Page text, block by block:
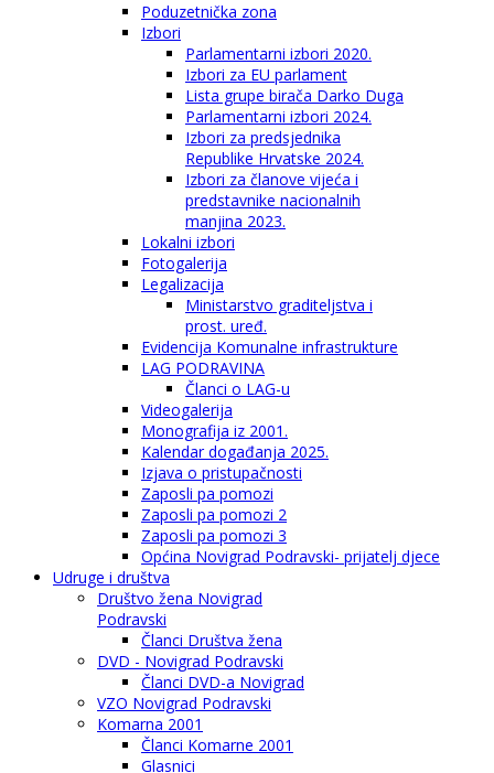
Poduzetnička zona
Izbori
Parlamentarni izbori 2020.
Izbori za EU parlament
Lista grupe birača Darko Duga
Parlamentarni izbori 2024.
Izbori za predsjednika
Republike Hrvatske 2024.
Izbori za članove vijeća i
predstavnike nacionalnih
manjina 2023.
Lokalni izbori
Fotogalerija
Legalizacija
Ministarstvo graditeljstva i
prost. uređ.
Evidencija Komunalne infrastrukture
LAG PODRAVINA
Članci o LAG-u
Videogalerija
Monografija iz 2001.
Kalendar događanja 2025.
Izjava o pristupačnosti
Zaposli pa pomozi
Zaposli pa pomozi 2
Zaposli pa pomozi 3
Općina Novigrad Podravski- prijatelj djece
Udruge i društva
Društvo žena Novigrad
Podravski
Članci Društva žena
DVD - Novigrad Podravski
Članci DVD-a Novigrad
VZO Novigrad Podravski
Komarna 2001
Članci Komarne 2001
Glasnici